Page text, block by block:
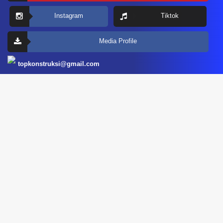
Instagram Tiktok
Media Profile
topkonstruksi@gmail.com